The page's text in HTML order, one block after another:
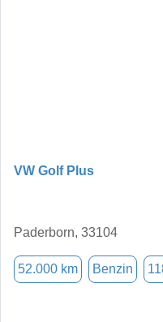
VW Golf Plus
Paderborn, 33104
52.000 km Benzin